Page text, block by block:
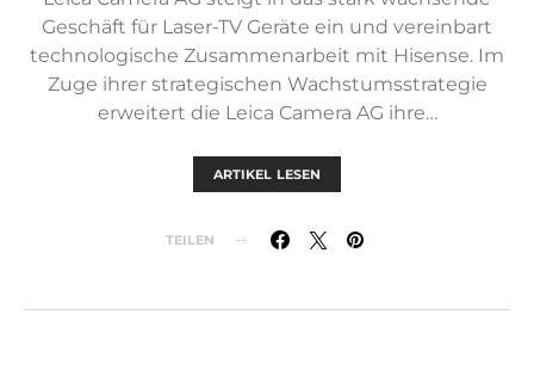
Geschäft für Laser-TV Geräte ein und vereinbart
technologische Zusammenarbeit mit Hisense. Im
Zuge ihrer strategischen Wachstumsstrategie
erweitert die Leica Camera AG ihre…
ARTIKEL LESEN
TEILEN